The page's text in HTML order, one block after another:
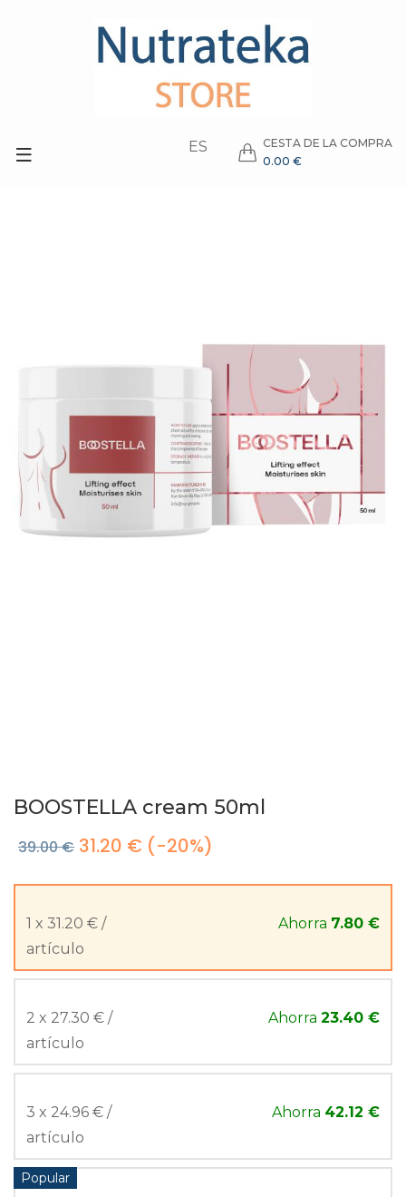
CESTA DE LA COMPRA
0.00 €
ES
BOOSTELLA cream 50ml
39.00 € 31.20 € (-20%)
1 x 31.20 € /
artículo
Ahorra 7.80 €
2 x 27.30 € /
artículo
Ahorra 23.40 €
3 x 24.96 € /
artículo
Ahorra 42.12 €
Popular